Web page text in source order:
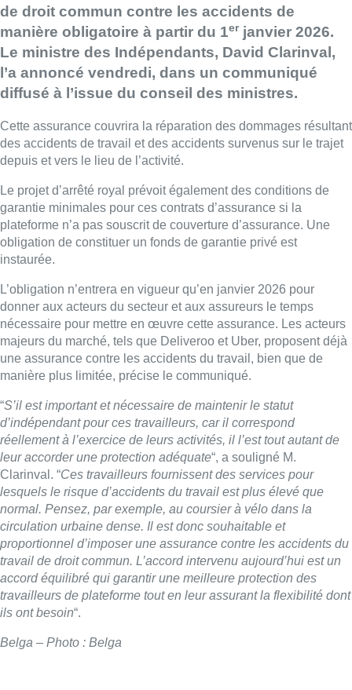
de droit commun contre les accidents de
manière obligatoire à partir du 1erjanvier 2026.
Le ministre des Indépendants, David Clarinval,
l’a annoncé vendredi, dans un communiqué
diffusé à l’issue du conseil des ministres.
Cette assurance couvrira la réparation des dommages résultant
des accidents de travail et des accidents survenus sur le trajet
depuis et vers le lieu de l’activité.
Le projet d’arrêté royal prévoit également des conditions de
garantie minimales pour ces contrats d’assurance si la
plateforme n’a pas souscrit de couverture d’assurance. Une
obligation de constituer un fonds de garantie privé est
instaurée.
L’obligation n’entrera en vigueur qu’en janvier 2026 pour
donner aux acteurs du secteur et aux assureurs le temps
nécessaire pour mettre en œuvre cette assurance. Les acteurs
majeurs du marché, tels que Deliveroo et Uber, proposent déjà
une assurance contre les accidents du travail, bien que de
manière plus limitée, précise le communiqué.
“S’il est important et nécessaire de maintenir le statut
d’indépendant pour ces travailleurs, car il correspond
réellement à l’exercice de leurs activités, il l’est tout autant de
leur accorder une protection adéquate“, a souligné M.
Clarinval. “Ces travailleurs fournissent des services pour
lesquels le risque d’accidents du travail est plus élevé que
normal. Pensez, par exemple, au coursier à vélo dans la
circulation urbaine dense. Il est donc souhaitable et
proportionnel d’imposer une assurance contre les accidents du
travail de droit commun. L’accord intervenu aujourd’hui est un
accord équilibré qui garantir une meilleure protection des
travailleurs de plateforme tout en leur assurant la flexibilité dont
ils ont besoin“.
Belga – Photo : Belga